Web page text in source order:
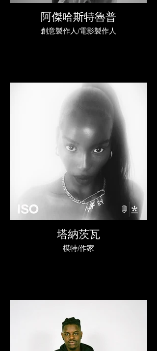
阿傑哈斯特魯普
創意製作人/電影製作人
塔納茨瓦
模特/作家